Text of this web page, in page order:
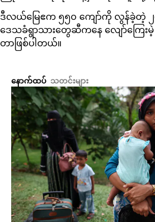
ဒီလယ်မြေဧက ၅၅၀ ကျော်ကို လွန်ခဲ့တဲ့
ဒေသခံရွာသားတွေဆီကနေ လျော်ကြေး
တာဖြစ်ပါတယ်။
နောက်ထပ် သတင်းများ